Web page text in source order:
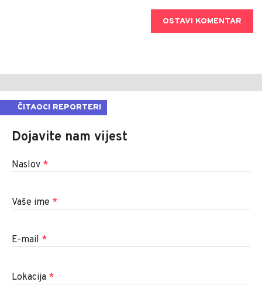
OSTAVI KOMENTAR
ČITAOCI REPORTERI
Dojavite nam vijest
Naslov *
Vaše ime *
E-mail *
Lokacija *